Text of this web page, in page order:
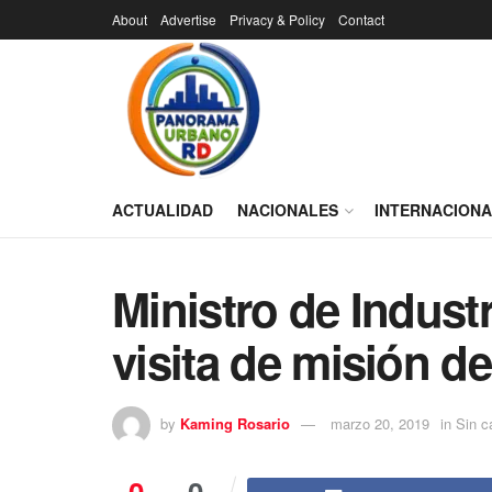
About Advertise Privacy & Policy Contact
ACTUALIDAD NACIONALES
Ministro de
visita de misión
by Kaming Rosario marzo 20, 2019 in Sin